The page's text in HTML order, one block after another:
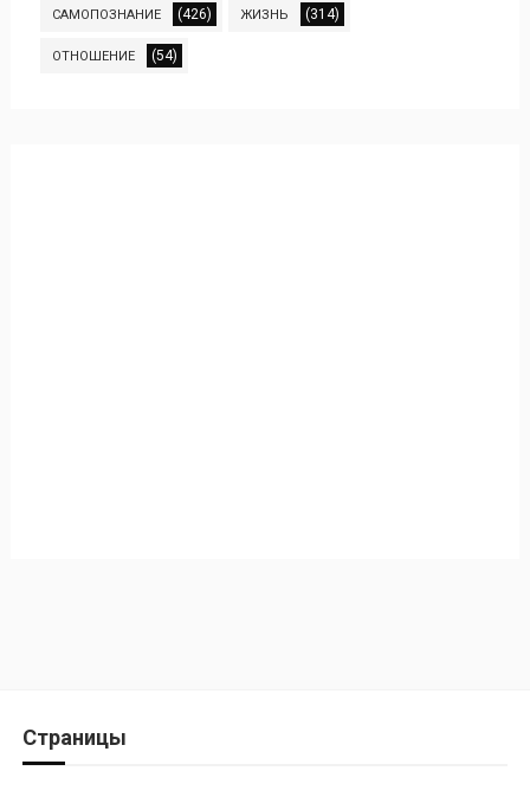
САМОПОЗНАНИЕ (426) ЖИЗНЬ (314)
ОТНОШЕНИЕ (54)
Страницы